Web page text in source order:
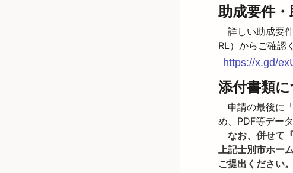
助成要件
詳しい助成要
https://x.gd/
添付書類
申請の最後に
め、PDF等デー
なお、併せて
上記士別市ホー
ご提出ください。